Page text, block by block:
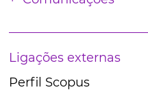
Ligações externas
Perfil Scopus